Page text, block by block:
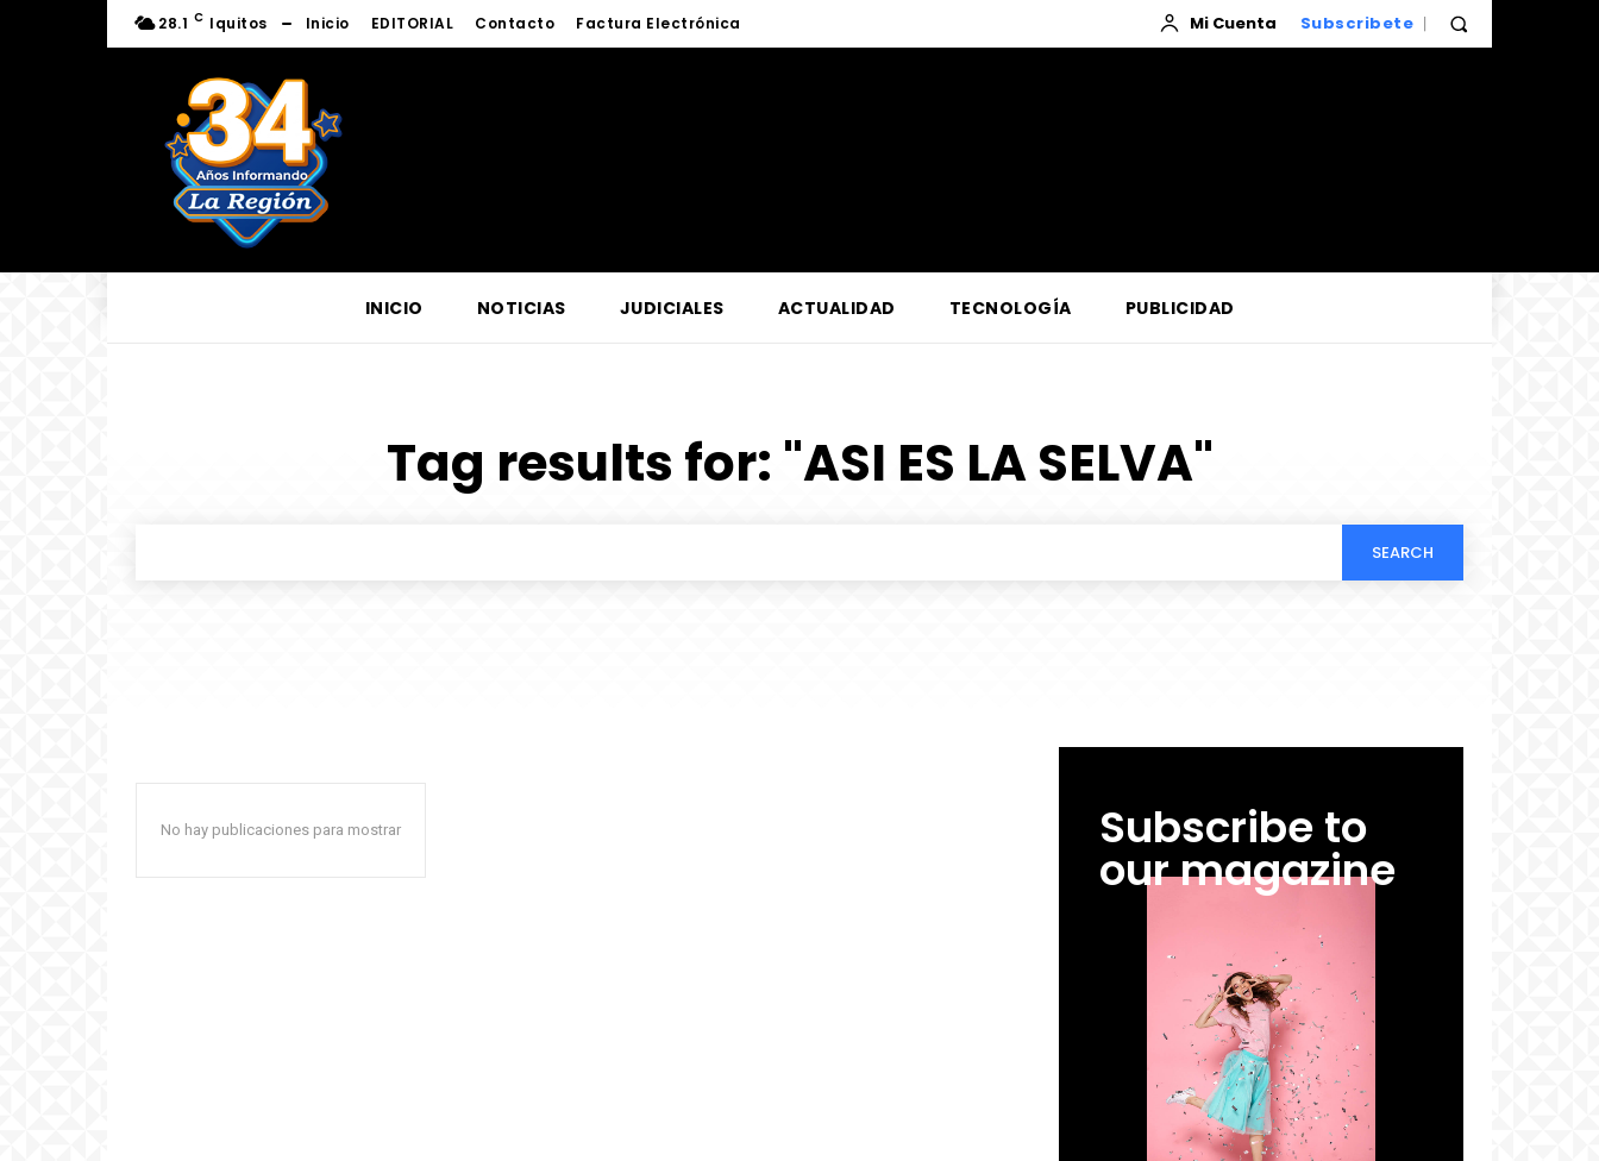
28.1 C Iquitos Inicio EDITORIAL Contacto Factura Electrónica Mi Cuenta Subscribete
INICIO NOTICIAS JUDICIALES ACTUALIDAD TECNOLOGÍA PUBLICIDAD
Tag results for: "ASI ES LA SELVA"
SEARCH
No hay publicaciones para mostrar Subscribe to
our magazine